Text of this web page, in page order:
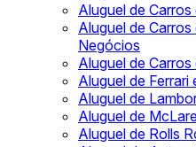
Aluguel de
Aluguel de
Negócios
Aluguel de
Aluguel de Ferrari
Aluguel de
Aluguel de
Aluguel de Rolls